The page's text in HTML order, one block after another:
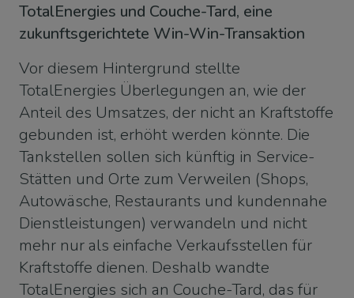
TotalEnergies und Couche-Tard, eine
zukunftsgerichtete Win-Win-Transaktion
Vor diesem Hintergrund stellte
TotalEnergies Überlegungen an, wie der
Anteil des Umsatzes, der nicht an Kraftstoffe
gebunden ist, erhöht werden könnte. Die
Tankstellen sollen sich künftig in Service-
Stätten und Orte zum Verweilen (Shops,
Autowäsche, Restaurants und kundennahe
Dienstleistungen) verwandeln und nicht
mehr nur als einfache Verkaufsstellen für
Kraftstoffe dienen. Deshalb wandte
TotalEnergies sich an Couche-Tard, das für